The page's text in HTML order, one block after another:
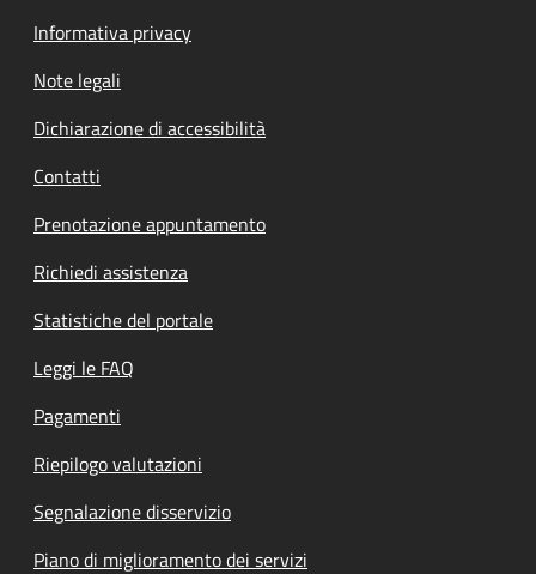
Informativa privacy
Note legali
Dichiarazione di accessibilità
Contatti
Prenotazione appuntamento
Richiedi assistenza
Statistiche del portale
Leggi le FAQ
Pagamenti
Riepilogo valutazioni
Segnalazione disservizio
Piano di miglioramento dei servizi